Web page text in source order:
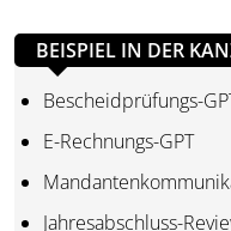
BEISPIEL IN DER
Bescheidprüfungs-
E-Rechnungs-GPT
Jahresabschluss-